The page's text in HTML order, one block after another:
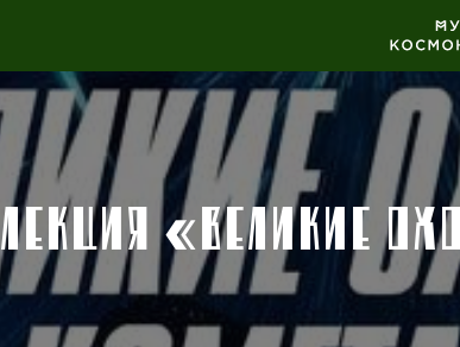
ЛЕКЦИЯ «ВЕЛИКИЕ